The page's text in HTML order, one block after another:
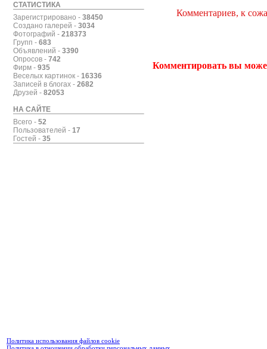
СТАТИСТИКА
Зарегистрировано - 38450
Создано галерей - 3034
Фотографий - 218373
Групп - 683
Объявлений - 3390
Опросов - 742
Фирм - 935
Веселых картинок - 16336
Записей в блогах - 2682
Друзей - 82053
НА САЙТЕ
Всего - 52
Пользователей - 17
Гостей - 35
Комментариев, к
Комментировать вы
Политика использования файлов cookie